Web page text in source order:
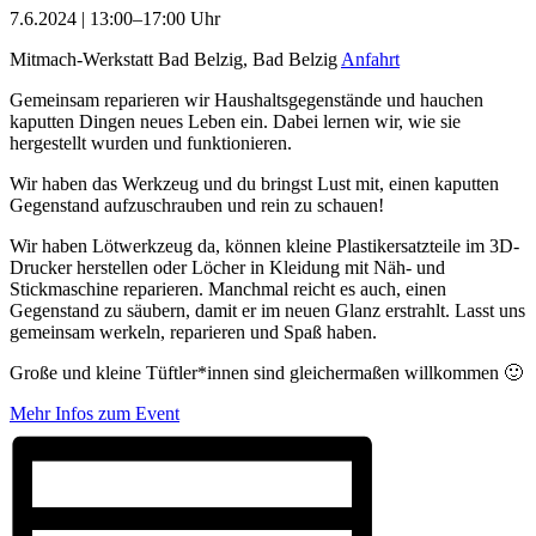
7.6.2024 | 13:00–17:00 Uhr
Mitmach-Werkstatt Bad Belzig, Bad BelzigAnfahrt
Gemeinsam reparieren wir Haushaltsgegenstände und hauchen
kaputten Dingen neues Leben ein. Dabei lernen wir, wie sie
hergestellt wurden und funktionieren.
Wir haben das Werkzeug und du bringst Lust mit, einen kaputten
Gegenstand aufzuschrauben und rein zu schauen!
Wir haben Lötwerkzeug da, können kleine Plastikersatzteile im 3D-
Drucker herstellen oder Löcher in Kleidung mit Näh- und
Stickmaschine reparieren. Manchmal reicht es auch, einen
Gegenstand zu säubern, damit er im neuen Glanz erstrahlt. Lasst uns
gemeinsam werkeln, reparieren und Spaß haben.
Große und kleine Tüftler*innen sind gleichermaßen willkommen 🙂
Mehr Infos zum Event